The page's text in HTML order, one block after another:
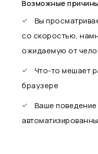
Возможные
Вы
со скоростью,
ожидаемую от
Что-то мешает
браузере
Ваше